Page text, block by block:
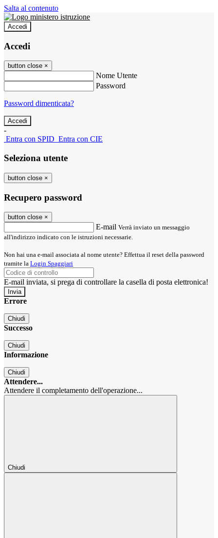
Salta al contenuto
Accedi
Accedi
button close ×
Nome Utente
Password
Password dimenticata?
-
Entra con SPID Entra con CIE
Seleziona utente
button close ×
Recupero password
button close ×
E-mail Verrà inviato un messaggio
all'indirizzo indicato con le istruzioni necessarie.
Non hai una e-mail associata al nome utente? Effettua il reset della password
tramite la Login Spaggiari
E-mail inviata, si prega di controllare la casella di posta elettronica!
Errore
Chiudi
Successo
Chiudi
Informazione
Chiudi
Attendere...
Attendere il completamento dell'operazione...
Chiudi